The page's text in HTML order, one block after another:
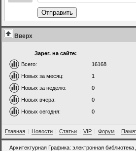
Отправить
Вверх
Зарег. на сайте:
Всего:
16168
Новых за месяц:
1
Новых за неделю:
0
Новых вчера:
0
Новых сегодня:
0
Главная | Новости | Статьи | VIP | Форум |
Архитектурная Графика: электронная